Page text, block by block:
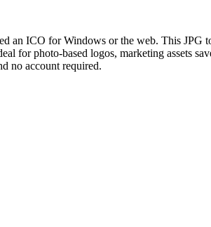
an ICO for Windows or the web. This
for photo-based logos, marketing assets
no account required.